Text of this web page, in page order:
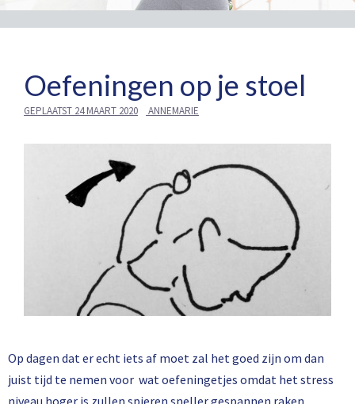
Oefeningen op je stoel
GEPLAATST 24 MAART 2020 ANNEMARIE
Op dagen dat er echt iets af moet zal het goed zijn om dan
juist tijd te nemen voor wat oefeningetjes omdat het stress